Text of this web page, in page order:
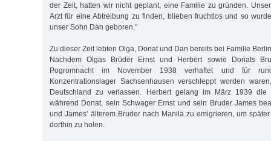
der Zeit, hatten wir nicht geplant, eine Familie zu gründen.
Arzt für eine Abtreibung zu finden, blieben fruchtlos und so
unser Sohn Dan geboren."
Zu dieser Zeit lebten Olga, Donat und Dan bereits bei Familie
Nachdem Olgas Brüder Ernst und Herbert sowie Donats
Pogromnacht im November 1938 verhaftet und für
Konzentrationslager Sachsenhau­sen verschleppt worden
Deutschland zu verlassen. Herbert gelang im März 1939 die
während Donat, sein Schwager Ernst und sein Bruder James
und James’ älterem Bruder nach Manila zu emigrieren, um
dorthin zu holen.